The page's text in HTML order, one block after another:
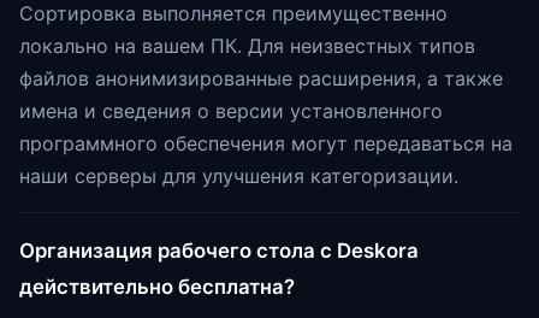
Сортировка выполняется преимущественно
локально на вашем ПК. Для неизвестных типов
файлов анонимизированные расширения, а также
имена и сведения о версии установленного
программного обеспечения могут передаваться на
наши серверы для улучшения категоризации.
Организация рабочего стола с Deskora
действительно бесплатна?